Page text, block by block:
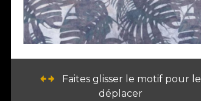
Faites glisser le motif pour le
déplacer